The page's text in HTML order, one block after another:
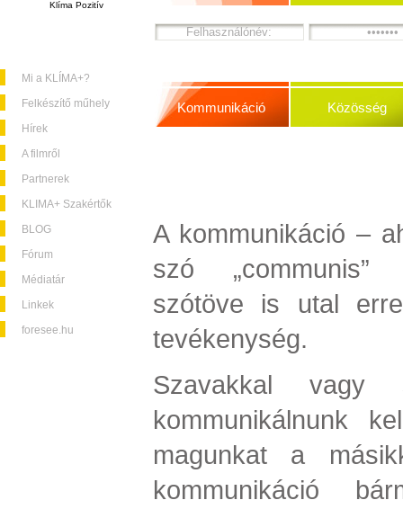
Klíma Pozitív
Mi a KLÍMA+?
Felkészítő műhely
Hírek
A filmről
Partnerek
KLIMA+ Szakértők
BLOG
Fórum
Médiatár
Linkek
foresee.hu
Kommunikáció Közösség
A kommunikáció –
szó „communis”
szótöve is utal
tevékenység.
Szavakkal vagy
kommunikálnunk
magunkat a
kommunikáció